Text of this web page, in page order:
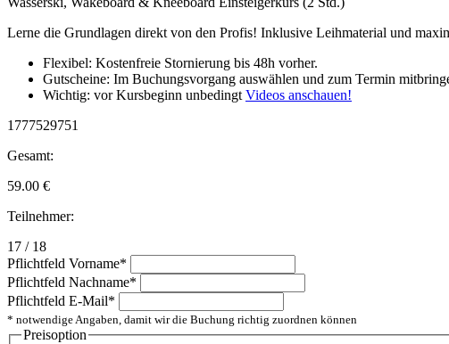
Lerne die Grundlagen direkt von den Profis! Inklusive Leihmaterial und
Flexibel: Kostenfreie Stornierung bis 48h vorher.
Gutscheine: Im Buchungsvorgang auswählen und zum Termin
Wichtig: vor Kursbeginn unbedingt Videos anschauen!
1777529751
Gesamt:
59.00 €
Teilnehmer:
17 / 18
Pflichtfeld Vorname*
Pflichtfeld Nachname*
Pflichtfeld E-Mail*
* notwendige Angaben, damit wir die Buchung richtig zuordnen können
Preisoption